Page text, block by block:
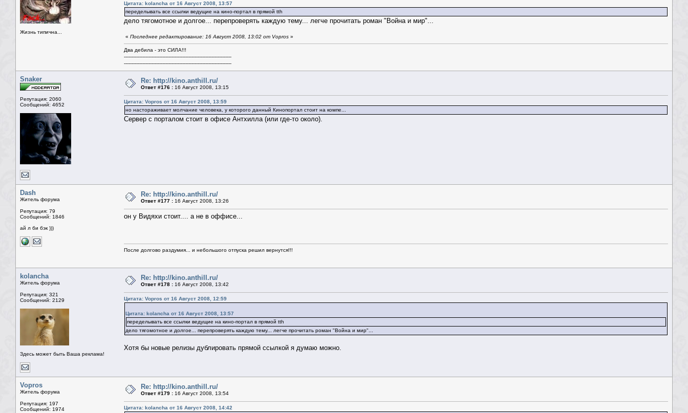
Жизнь типична...
Цитата: kolancha от 16 Август 2008, 13:57
переделывать все ссылки ведущие на кино-портал в прямой tth
дело тягомотное и долгое... перепроверять каждую тему... легче прочитать роман "Война и мир"...
« Последнее редактирование: 16 Август 2008, 13:02 от Vopros »
Два дебила - это СИЛА!!!
----------------------------------------------------------------------
----------------------------------------------------------------------
Snaker
Репутация: 2060
Сообщений: 4652
Re: http://kino.anthill.ru/
Ответ #176 : 16 Август 2008, 13:15
Цитата: Vopros от 16 Август 2008, 13:59
но настораживает молчание человека, у которого данный Кинопортал стоит на компе...
Сервер с порталом стоит в офисе Антхилла (или где-то около).
Dash
Житель форума
Репутация: 79
Сообщений: 1846
ай л би бэк )))
Re: http://kino.anthill.ru/
Ответ #177 : 16 Август 2008, 13:26
он у Видяхи стоит.... а не в оффисе...
После долгово раздумия... и небольшого отпуска решил вернутся!!!
kolancha
Житель форума
Репутация: 321
Сообщений: 2129
Здесь может быть Ваша реклама!
Re: http://kino.anthill.ru/
Ответ #178 : 16 Август 2008, 13:42
Цитата: Vopros от 16 Август 2008, 12:59
Цитата: kolancha от 16 Август 2008, 13:57
переделывать все ссылки ведущие на кино-портал в прямой tth
дело тягомотное и долгое... перепроверять каждую тему... легче прочитать роман "Война и мир"...
Хотя бы новые релизы дублировать прямой ссылкой я думаю можно.
Vopros
Житель форума
Репутация: 197
Сообщений: 1974
Re: http://kino.anthill.ru/
Ответ #179 : 16 Август 2008, 13:54
Цитата: kolancha от 16 Август 2008, 14:42